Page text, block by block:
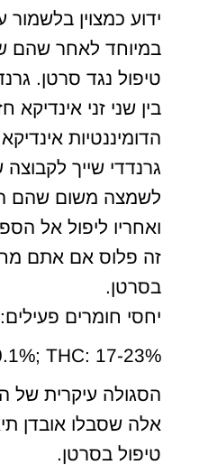
ידוע כמצוין בלשמור
במיוחד לאחר שהם
טיפול נגד סרטן.
בין שני זני
הדומיננטיות
גרנדדי שייך לקבוצה
לשמצה משום שהם
ואחריו ליפול אל
זה פלוס אם אתם
בסרטן.
יחסי חומרים פעילים:
THC: 17-23%.
הסגולה עיקרית של
אלה שסבלו אובדן
טיפול בסרטן.